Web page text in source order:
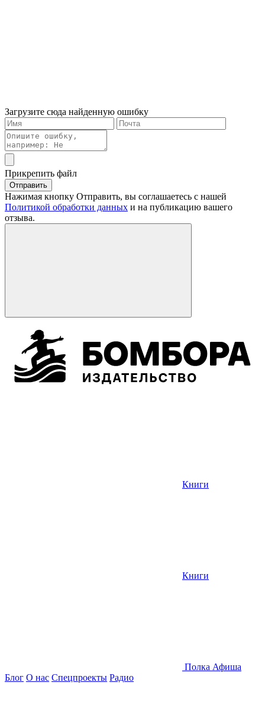
Загрузите сюда найденную ошибку
Прикрепить файл
Отправить
Нажимая кнопку Отправить, вы соглашаетесь с нашей
Политикой обработки данных и на публикацию вашего
отзыва.
Книги
Книги
Полка Афиша
Блог О нас Спецпроекты Радио